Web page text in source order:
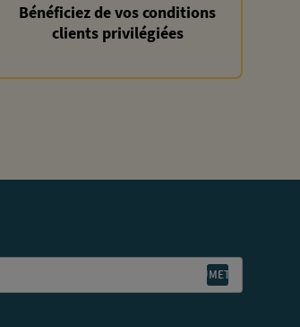
Bénéficiez de vos conditions
clients privilégiées